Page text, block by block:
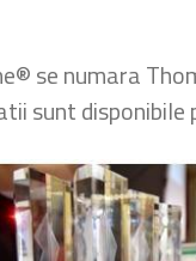
se numara
sunt disponibile